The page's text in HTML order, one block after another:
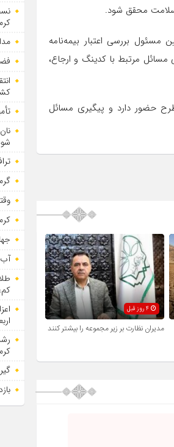
سلامت محقق شود.
بررسی اعتبار بیمه‌نامه
مرتبط با کدینگ و ارجاع،
حضور دارد و پیگیری مسائل
4 روز قبل
مدیران نظارت بر زیر مجموعه را بیشتر کنند